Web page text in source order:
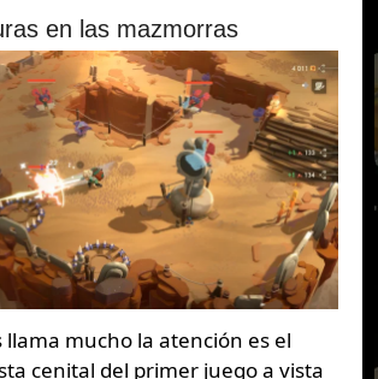
en las mazmorras
llama mucho la atención es el
cenital del primer juego a vista